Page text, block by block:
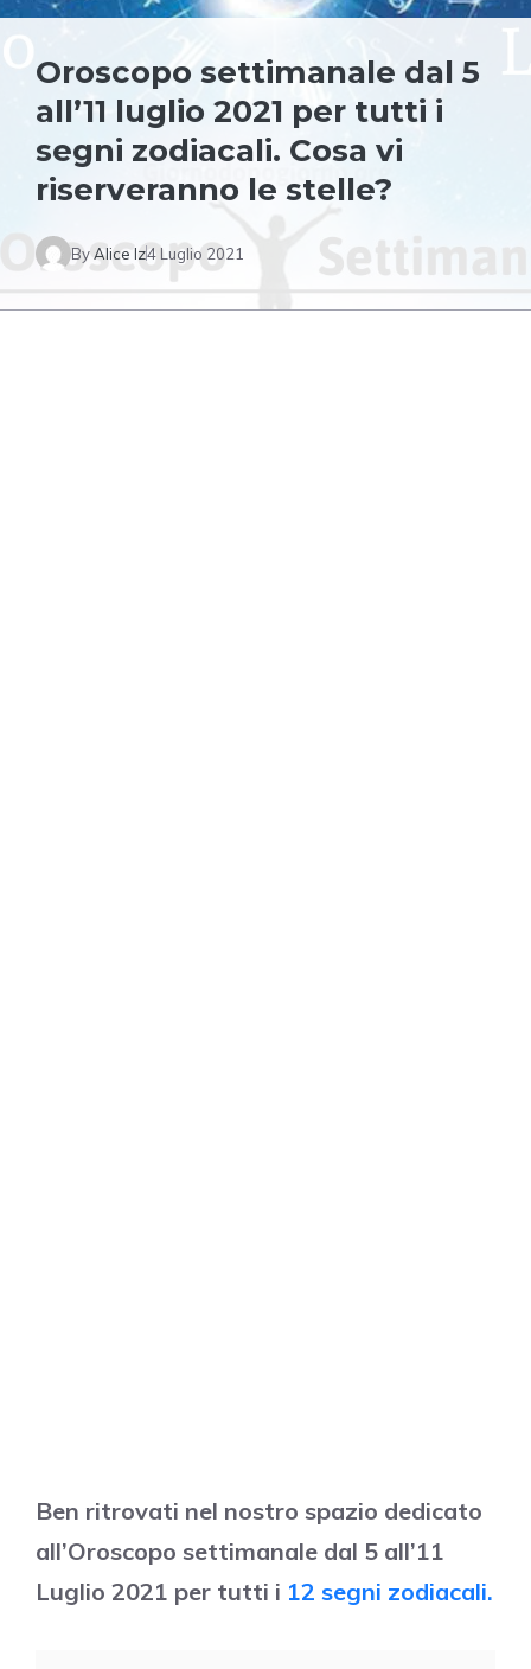
Oroscopo settimanale dal 5
all’11 luglio 2021 per tutti i
segni zodiacali. Cosa vi
riserveranno le stelle?
ByAlice Iz4 Luglio 2021
Ben ritrovati nel nostro spazio dedicato
all’Oroscopo settimanale dal 5 all’11
Luglio 2021 per tutti i 12 segni zodiacali.